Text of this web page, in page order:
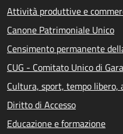
Attività produttive e
Canone Patrimoniale Unico
Censimento permanente
CUG - Comitato Unico di
Cultura, sport, tempo libero,
Diritto di Accesso
Educazione e formazione